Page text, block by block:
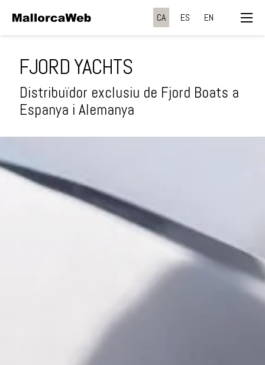
CA ES EN
FJORD YACHTS
Distribuïdor exclusiu de Fjord Boats a
Espanya i Alemanya